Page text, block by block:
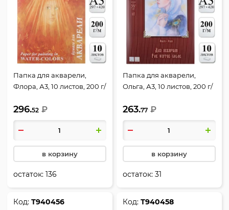
Папка для акварели,
Флора, А3, 10 листов, 200 г/
Лилия Холдинг, ПА3/10
296.52 ₽
в корзину
остаток:136
Папка для акварели,
Ольга, А3, 10 листов, 200 г/
Лилия Холдинг, П-5552
263.77 ₽
в корзину
остаток:31
Код:Т940456
Код:Т940458